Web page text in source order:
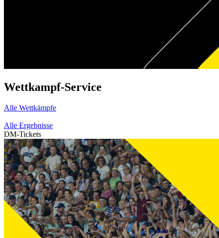
Wettkampf-Service
Alle Wettkämpfe
Alle Ergebnisse
DM-Tickets